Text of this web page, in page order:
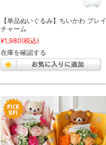
【単品ぬいぐるみ】ちいかわ プレイ
チャーム
¥1,980(税込)
在庫を確認する